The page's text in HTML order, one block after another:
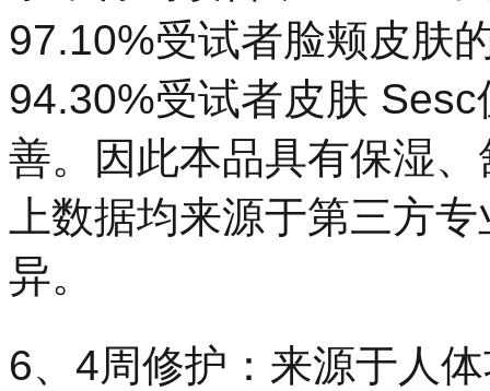
97.10%受试者脸颊皮肤
94.30%受试者皮肤
善。因此本品具有保湿
上数据均来源于第三方
异。
6、4周修护：来源于人